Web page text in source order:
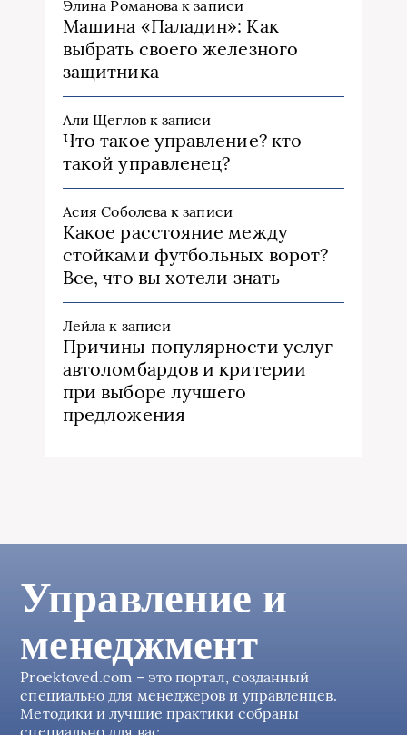
Элина Романова к записи
Машина «Паладин»: Как
выбрать своего железного
защитника
Али Щегловк записи
Что такое управление? кто
такой управленец?
Асия Соболева к записи
Какое расстояние между
стойками футбольных ворот?
Все, что вы хотели знать
Лейла к записи
Причины популярности услуг
автоломбардов и критерии
при выборе лучшего
предложения
Управление и
менеджмент
Proektoved.com – это портал, созданный
специально для менеджеров и управленцев.
Методики и лучшие практики собраны